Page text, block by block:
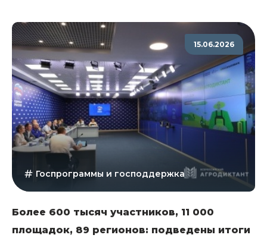
15.06.2026
Госпрограммы и господдержка
Более 600 тысяч участников, 11 000
площадок, 89 регионов: подведены итоги